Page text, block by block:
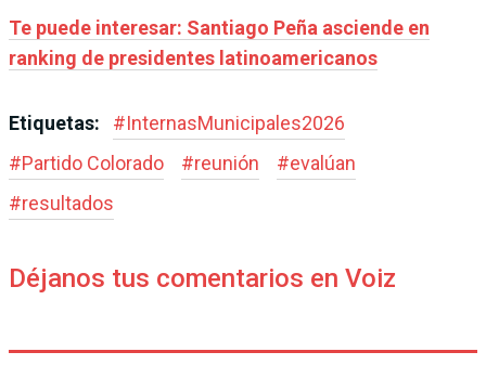
Te puede interesar: Santiago Peña asciende en
ranking de presidentes latinoamericanos
Etiquetas: #InternasMunicipales2026
#Partido Colorado #reunión #evalúan
#resultados
Déjanos tus comentarios en Voiz